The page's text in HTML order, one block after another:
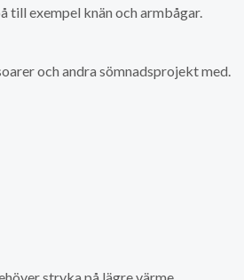
till exempel knän och armbågar.
och andra sömnadsprojekt med.